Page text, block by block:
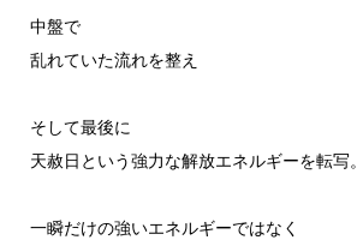
中盤で
乱れていた流れを整え
そして最後に
天赦日という強力な解放エネルギーを転写。
一瞬だけの強いエネルギーではなく